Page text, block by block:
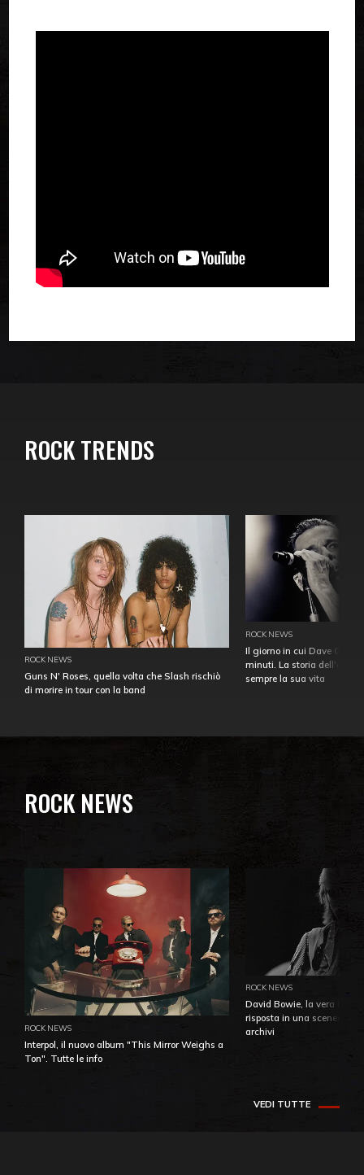
ROCK TRENDS
ROCK NEWS
Guns N' Roses, quella volta che Slash rischiò
di morire in tour con la band
ROCK NEWS
Il giorno in cui Dave
minuti. La storia
sempre la sua vita
ROCK NEWS
ROCK NEWS
Interpol, il nuovo album "This Mirror Weighs a
Ton". Tutte le info
ROCK NEWS
David Bowie, la vera
risposta in una
archivi
VEDI TUTTE